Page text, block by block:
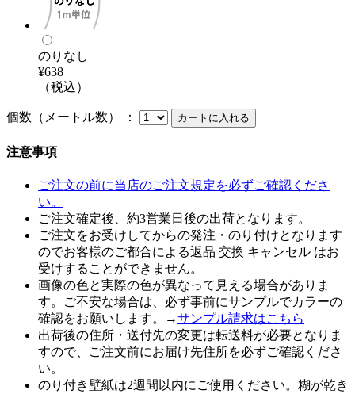
のりなし
¥638
（税込）
個数（メートル数） ：
注意事項
ご注文の前に当店のご注文規定を必ずご確認くださ
い。
ご注文確定後、約3営業日後の出荷となります。
ご注文をお受けしてからの発注・のり付けとなります
のでお客様のご都合による返品 交換 キャンセル はお
受けすることができません。
画像の色と実際の色が異なって見える場合がありま
す。ご不安な場合は、必ず事前にサンプルでカラーの
確認をお願いします。→サンプル請求はこちら
出荷後の住所・送付先の変更は転送料が必要となりま
すので、ご注文前にお届け先住所を必ずご確認くださ
い。
のり付き壁紙は2週間以内にご使用ください。糊が乾き